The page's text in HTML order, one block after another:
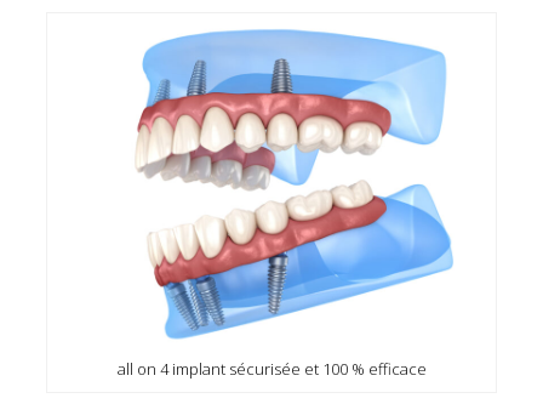
all on 4 implant sécurisée et 100 % efficace